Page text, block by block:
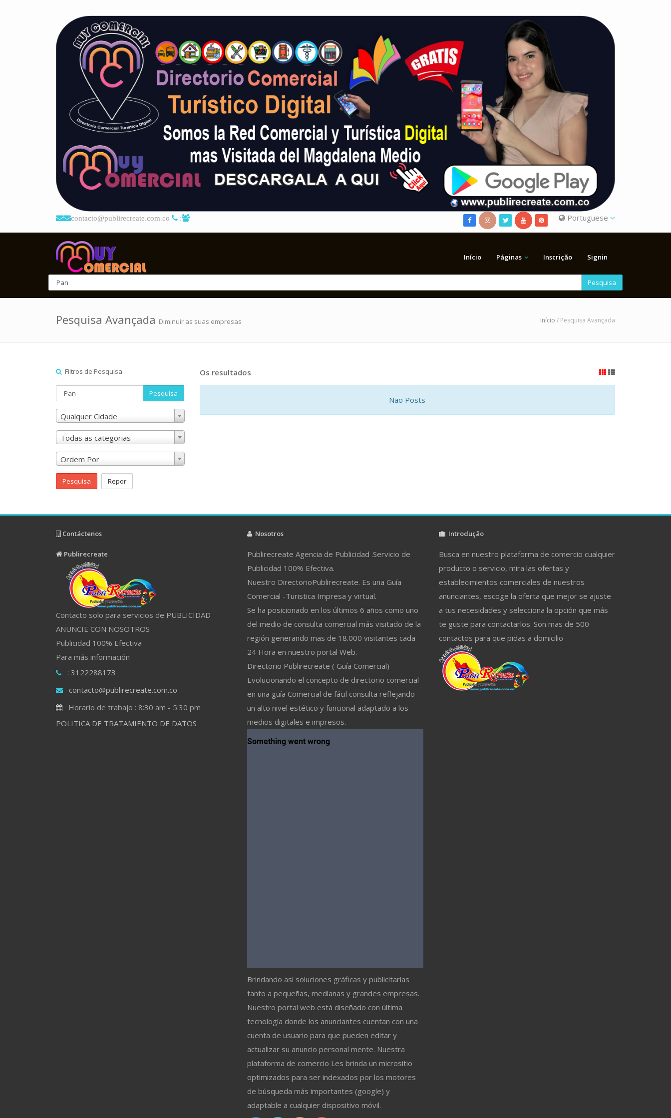
contacto@publirecreate.com.co : Portuguese
Início Páginas Inscrição Signin
Pesquisa
Pesquisa Avançada Diminuir as suas empresas Início / Pesquisa Avançada
Filtros de Pesquisa
Pesquisa
Qualquer Cidade
Todas as categorias
Ordem Por
Pesquisa Repor
Os resultados
Não Posts
Contáctenos
Publirecreate
Contacto solo para servicios de PUBLICIDAD
ANUNCIE CON NOSOTROS
Publicidad 100% Efectiva
Para más información
: 3122288173
contacto@publirecreate.com.co
Horario de trabajo : 8:30 am - 5:30 pm
POLITICA DE TRATAMIENTO DE DATOS
Nosotros
Publirecreate Agencia de Publicidad .Servicio de
Publicidad 100% Efectiva.
Nuestro DirectorioPublirecreate. Es una Guía
Comercial -Turistica Impresa y virtual.
Se ha posicionado en los últimos 6 años como uno
del medio de consulta comercial más visitado de la
región generando mas de 18.000 visitantes cada
24 Hora en nuestro portal Web.
Directorio Publirecreate ( Guía Comercial)
Evolucionando el concepto de directorio comercial
en una guía Comercial de fácil consulta reflejando
un alto nivel estético y funcional adaptado a los
medios digitales e impresos.
Brindando así soluciones gráficas y publicitarias
tanto a pequeñas, medianas y grandes empresas.
Nuestro portal web está diseñado con última
tecnología donde los anunciantes cuentan con una
cuenta de usuario para que pueden editar y
actualizar su anuncio personal mente. Nuestra
plataforma de comercio Les brinda un micrositio
optimizados para ser indexados por los motores
de búsqueda más importantes (google) y
adaptable a cualquier dispositivo móvil.
Introdução
Busca en nuestro plataforma de comercio cualquier
producto o servicio, mira las ofertas y
establecimientos comerciales de nuestros
anunciantes, escoge la oferta que mejor se ajuste
a tus necesidades y selecciona la opción que más
te guste para contactarlos. Son mas de 500
contactos para que pidas a domicilio